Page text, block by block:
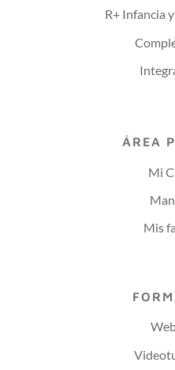
R+ Infancia
ÁREA
Mi
Mis